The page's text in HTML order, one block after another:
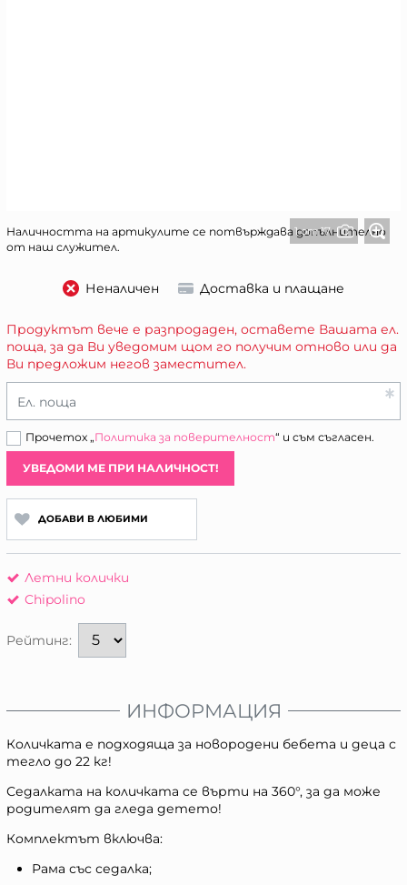
1 от 17
Наличността на артикулите се потвърждава допълнително
от наш служител.
Неналичен Доставка и плащане
Продуктът вече е разпродаден, оставете Вашата ел.
поща, за да Ви уведомим щом го получим отново или да
Ви предложим негов заместител.
Ел. поща
Прочетох „Политика за поверителност“ и съм съгласен.
УВЕДОМИ МЕ ПРИ НАЛИЧНОСТ!
ДОБАВИ В ЛЮБИМИ
Летни колички
Chipolino
Рейтинг:
ИНФОРМАЦИЯ
Количката е подходяща за новородени бебета и деца с
тегло до 22 кг!
Седалката на количката се върти на 360°, за да може
родителят да гледа детето!
Комплектът включва:
Рама със седалка;